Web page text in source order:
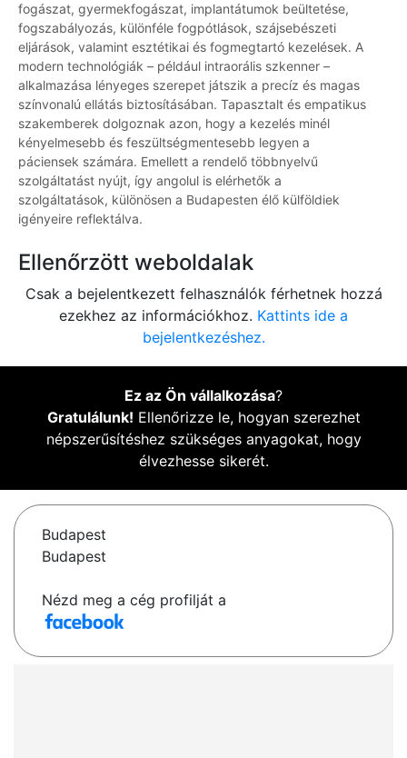
fogászat, gyermekfogászat, implantátumok beültetése,
fogszabályozás, különféle fogpótlások, szájsebészeti
eljárások, valamint esztétikai és fogmegtartó kezelések. A
modern technológiák – például intraorális szkenner –
alkalmazása lényeges szerepet játszik a precíz és magas
színvonalú ellátás biztosításában. Tapasztalt és empatikus
szakemberek dolgoznak azon, hogy a kezelés minél
kényelmesebb és feszültségmentesebb legyen a
páciensek számára. Emellett a rendelő többnyelvű
szolgáltatást nyújt, így angolul is elérhetők a
szolgáltatások, különösen a Budapesten élő külföldiek
igényeire reflektálva.
Ellenőrzött weboldalak
Csak a bejelentkezett felhasználók férhetnek hozzá
ezekhez az információkhoz. Kattints ide a
bejelentkezéshez.
Ez az Ön vállalkozása?
Gratulálunk! Ellenőrizze le, hogyan szerezhet
népszerűsítéshez szükséges anyagokat, hogy
élvezhesse sikerét.
Budapest
Budapest
Nézd meg a cég profilját a